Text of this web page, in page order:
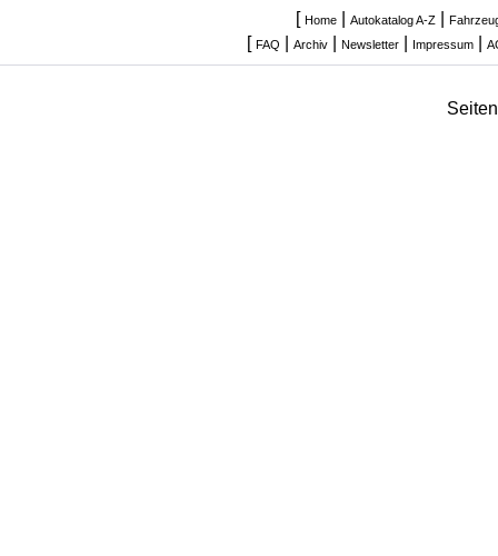
[ Home| Autokatalog A-Z|
[ FAQ Archiv Newsletter Impressum